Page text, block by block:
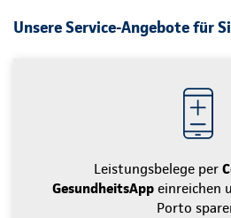
Unsere Service-Angebote für
Leistungsbelege per
GesundheitsAppeinreichen
Porto